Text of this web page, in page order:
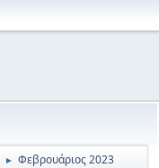
► Φεβρουάριος 2023